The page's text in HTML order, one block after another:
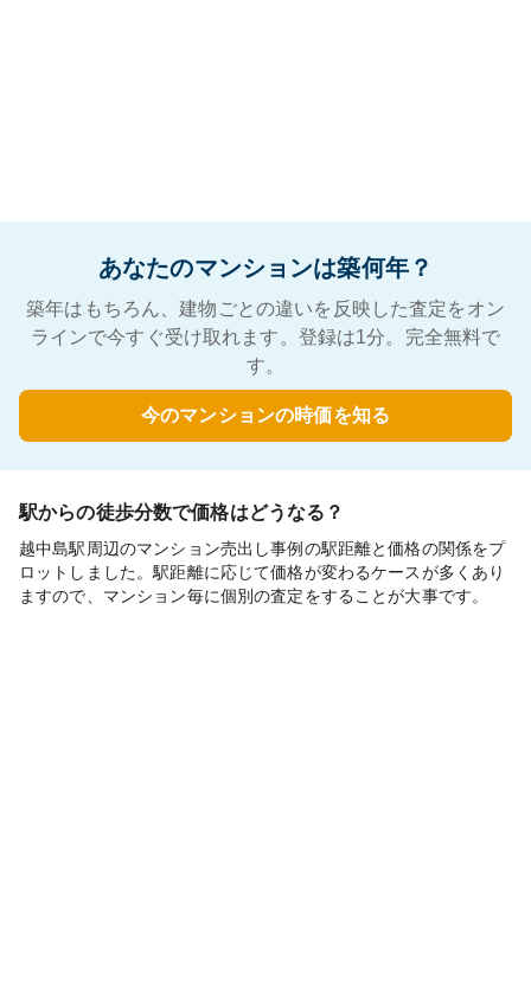
あなたのマンションは築何年？
築年はもちろん、建物ごとの違いを反映した査定をオン
ラインで今すぐ受け取れます。登録は1分。完全無料で
す。
今のマンションの時価を知る
駅からの徒歩分数で価格はどうなる？
越中島駅周辺のマンション売出し事例の駅距離と価格の関係をプ
ロットしました。駅距離に応じて価格が変わるケースが多くあり
ますので、マンション毎に個別の査定をすることが大事です。